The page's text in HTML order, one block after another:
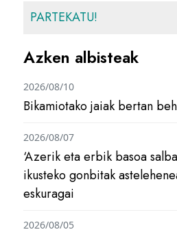
PARTEKATU!
Azken albisteak
Bikamiotako jaiak bertan
2026/08/10
‘Azerik eta erbik basoa
ikusteko gonbitak
eskuragai
2026/08/07
2026/08/05